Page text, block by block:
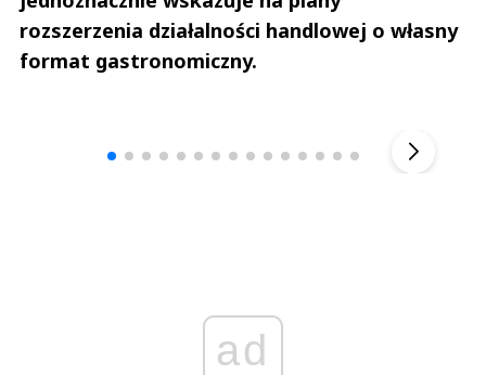
rozszerzenia działalności handlowej o własny
format gastronomiczny.
ad